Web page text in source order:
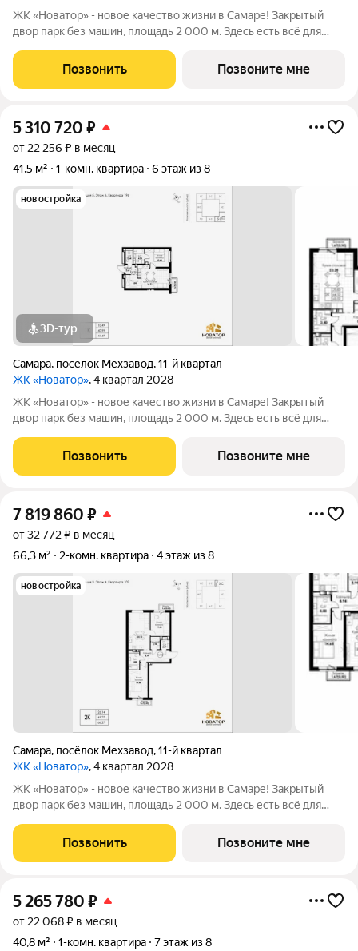
ЖК «Новатор» - новое качество жизни в Самаре! Закрытый
двор парк без машин, площадь 2 000 м. Здесь есть всё для
спортивные зоны ландшафтное озеленение Безопасность на
высшем уровне: система
Позвонить Позвоните мне
5 310 720 ₽
от 22 256 ₽ в месяц
41,5 м²
1-комн. квартира 6 этаж из 8
новостройка
3D-тур
Самара, посёлок Мехзавод,11-й квартал
ЖК «Новатор», 4 квартал 2028
ЖК «Новатор» - новое качество жизни в Самаре! Закрытый
двор парк без машин, площадь 2 000 м. Здесь есть всё для
спортивные зоны ландшафтное озеленение Безопасность на
высшем уровне: система
Позвонить Позвоните мне
7 819 860 ₽
от 32 772 ₽ в месяц
66,3 м²
2-комн. квартира 4 этаж из 8
новостройка
Самара, посёлок Мехзавод,11-й квартал
ЖК «Новатор», 4 квартал 2028
ЖК «Новатор» - новое качество жизни в Самаре! Закрытый
двор парк без машин, площадь 2 000 м. Здесь есть всё для
спортивные зоны ландшафтное озеленение Безопасность на
высшем уровне: система
Позвонить Позвоните мне
5 265 780 ₽
от 22 068 ₽ в месяц
40,8 м²
1-комн. квартира 7 этаж из 8